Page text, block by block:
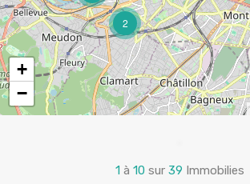
2
+
−
1 à 10 sur 39 Immobilies